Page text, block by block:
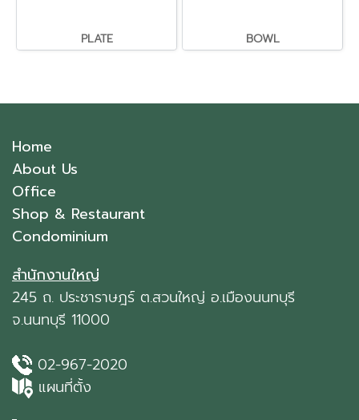
PLATE BOWL
Home
About Us
Office
Shop & Restaurant
Condominium
สำนักงานใหญ่
245 ถ. ประชาราษฎร์ ต.สวนใหญ่ อ.เมืองนนทบุรี
จ.นนทบุรี 11000
02-967-2020
แผนที่ตั้ง